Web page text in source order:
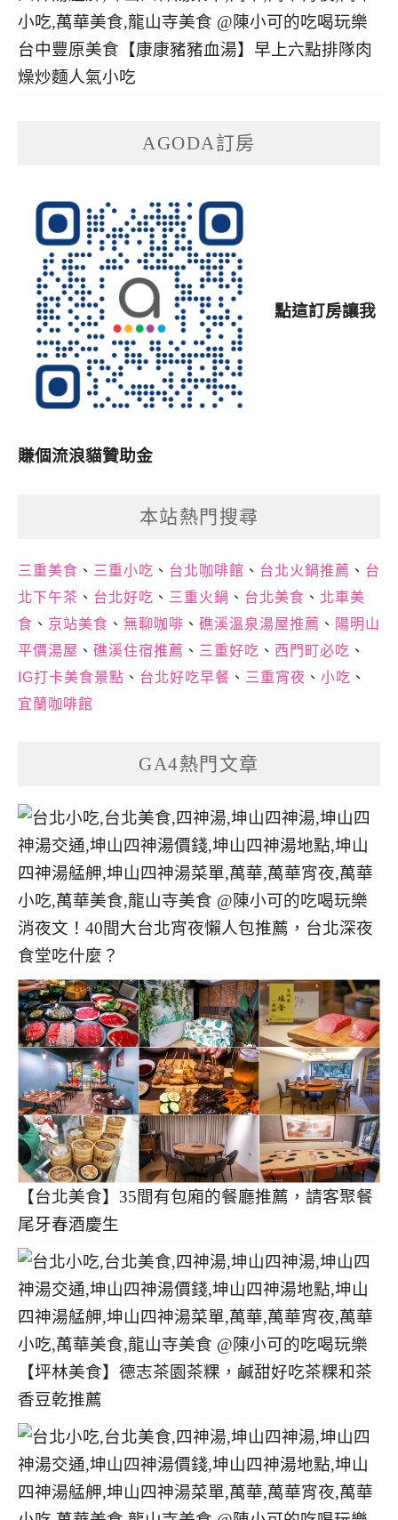
台中豐原美食【康康豬豬血湯】早上六點排隊肉
燥炒麵人氣小吃
AGODA訂房
點這訂房讓我
賺個流浪貓贊助金
本站熱門搜尋
三重美食 、 三重小吃 、 台北咖啡館 、 台北火鍋推薦 、 台
北下午茶 、 台北好吃 、 三重火鍋 、 台北美食 、 北車美
食 、 京站美食 、 無聊咖啡 、 礁溪溫泉湯屋推薦 、 陽明山
平價湯屋 、 礁溪住宿推薦 、 三重好吃 、 西門町必吃 、
IG打卡美食景點 、 台北好吃早餐 、 三重宵夜 、 小吃 、
宜蘭咖啡館
GA4熱門文章
消夜文！40間大台北宵夜懶人包推薦，台北深夜
食堂吃什麼？
【台北美食】35間有包廂的餐廳推薦，請客聚餐
尾牙春酒慶生
【坪林美食】德志茶園茶粿，鹹甜好吃茶粿和茶
香豆乾推薦